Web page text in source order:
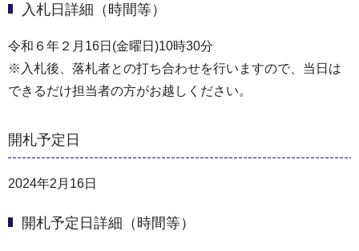
入札日詳細（時間等）
令和６年２⽉16⽇(金曜日)10時30分
※⼊札後、落札者との打ち合わせを⾏いますので、当⽇は
できるだけ担当者の⽅がお越しください。
開札予定日
2024年2月16日
開札予定日詳細（時間等）